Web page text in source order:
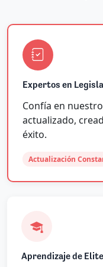
Expertos en
Confía en
actualizado,
éxito.
Actualización
Aprendizaje de Elite